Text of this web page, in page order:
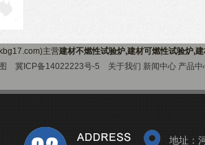
主营建材不燃性试验炉,建材可燃性试验炉,
冀ICP备14022223号-5 关于我们 新闻中心 产品中
地址：